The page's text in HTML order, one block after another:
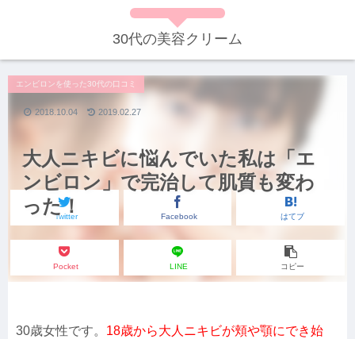
30代の美容クリーム
大人ニキビに悩んでいた私は「エ
ンビロン」で完治して肌質も変わ
った！
エンビロンを使った30代の口コミ
Twitter Facebook はてブ
Pocket LINE コピー
2019.02.27
2018.10.04
30歳女性です。 18歳から大人ニキビが頬や顎にでき始